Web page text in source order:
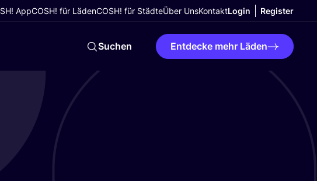
AppCOSH! für LädenCOSH! für StädteÜber UnsKontaktLogin Register
Suchen Entdecke mehr Läden